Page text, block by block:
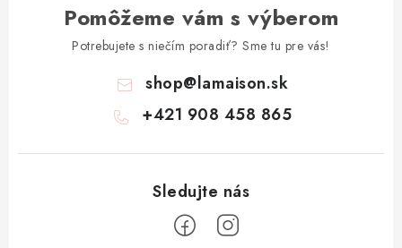
Pomôžeme vám s výberom
Potrebujete s niečím poradiť? Sme tu pre vás!
shop@lamaison.sk
+421 908 458 865